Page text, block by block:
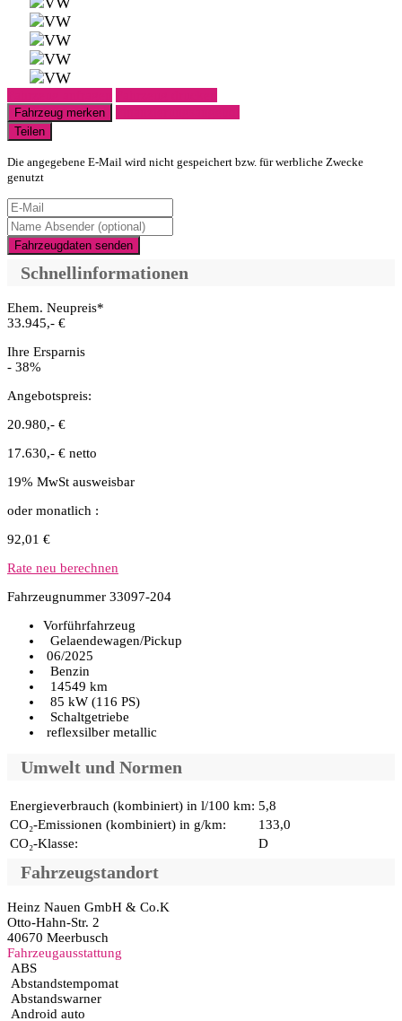
Fahrzeug merken
Teilen
Die angegebene E-Mail wird nicht gespeichert bzw. für werbliche Zwecke
genutzt
Fahrzeugdaten senden
Schnellinformationen
Ehem. Neupreis*
33.945,- €
Ihre Ersparnis
- 38%
Angebotspreis:
20.980,- €
17.630,- € netto
19% MwSt ausweisbar
oder monatlich :
92,01 €
Rate neu berechnen
Fahrzeugnummer 33097-204
Vorführfahrzeug
Gelaendewagen/Pickup
06/2025
Benzin
14549 km
85 kW (116 PS)
Schaltgetriebe
reflexsilber metallic
Umwelt und Normen
Energieverbrauch (kombiniert) in l/100 km: 5,8
CO₂-Emissionen (kombiniert) in g/km:
133,0
CO₂-Klasse:
D
Fahrzeugstandort
Heinz Nauen GmbH & Co.K
Otto-Hahn-Str. 2
40670 Meerbusch
Fahrzeugausstattung
ABS
Abstandstempomat
Abstandswarner
Android auto